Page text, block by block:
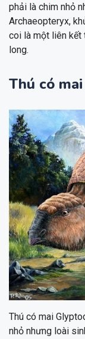
phải là chim nhỏ
Archaeopteryx,
coi là một liên kết
long.
Thú có
Thú có mai
nhỏ nhưng loài